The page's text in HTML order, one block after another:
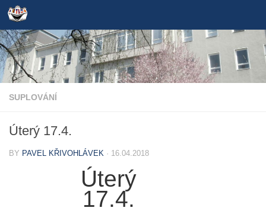
Skip to content
SUPLOVÁNÍ
Úterý 17.4.
BY PAVEL KŘIVOHLÁVEK · 16.04.2018
Úterý
17.4.